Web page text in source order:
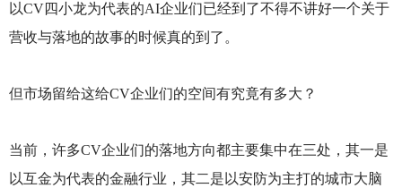
以CV四小龙为代表的AI企业们已经到了不得不讲好一个关于
营收与落地的故事的时候真的到了。
但市场留给这给CV企业们的空间有究竟有多大？
当前，许多CV企业们的落地方向都主要集中在三处，其一是
以互金为代表的金融行业，其二是以安防为主打的城市大脑